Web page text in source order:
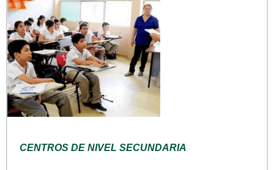
CENTROS DE NIVEL SECUNDARIA